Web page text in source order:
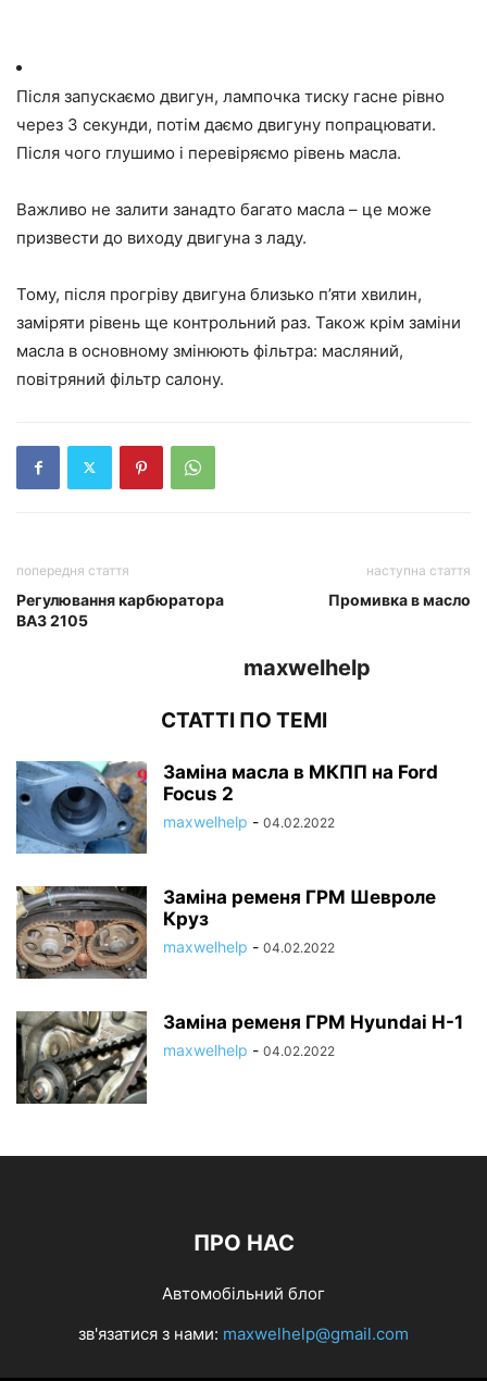
Після запускаємо двигун, лампочка тиску гасне рівно
через 3 секунди, потім даємо двигуну попрацювати.
Після чого глушимо і перевіряємо рівень масла.
Важливо не залити занадто багато масла – це може
призвести до виходу двигуна з ладу.
Тому, після прогріву двигуна близько п’яти хвилин,
заміряти рівень ще контрольний раз. Також крім заміни
масла в основному змінюють фільтра: масляний,
повітряний фільтр салону.
попередня стаття
Регулювання карбюратора
ВАЗ 2105
наступна стаття
Промивка в масло
maxwelhelp
СТАТТІ ПО ТЕМІ
Заміна масла в МКПП на Ford
Focus 2
maxwelhelp - 04.02.2022
Заміна ременя ГРМ Шевроле
Круз
maxwelhelp - 04.02.2022
Заміна ременя ГРМ Hyundai H-1
maxwelhelp - 04.02.2022
ПРО НАС
Автомобільний блог
зв'язатися з нами: maxwelhelp@gmail.com